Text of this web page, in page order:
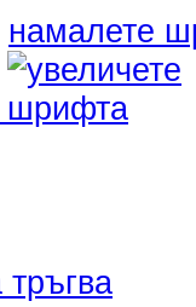
намалете